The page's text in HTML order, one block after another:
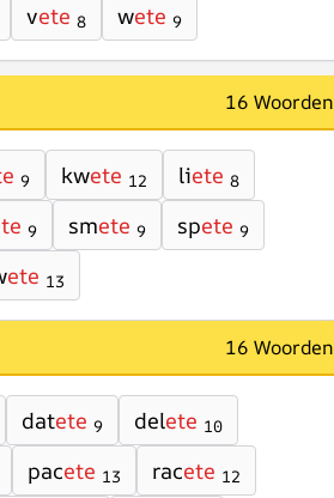
vete 8 wete 9
16 Woorden
9 kwete 12 liete 8
9 smete 9 spete 9
ete 13
16 Woorden
datete 9 delete 10
pacete 13 racete 12